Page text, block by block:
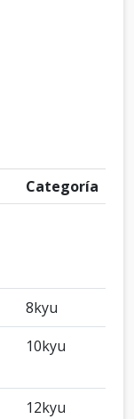
Categoría
8kyu
10kyu
12kyu